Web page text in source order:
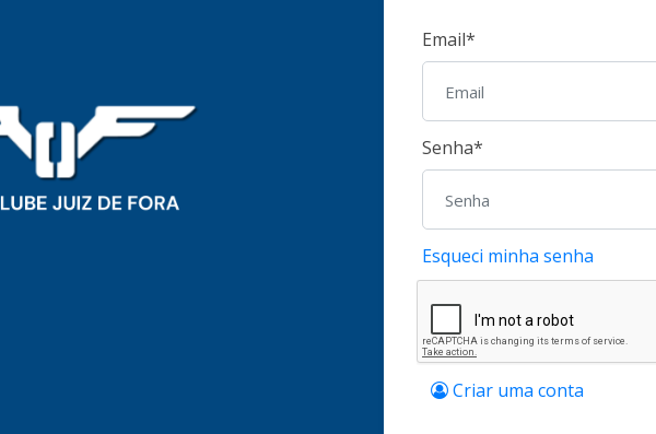
Email*
Senha*
Esqueci minha senha
Criar uma conta